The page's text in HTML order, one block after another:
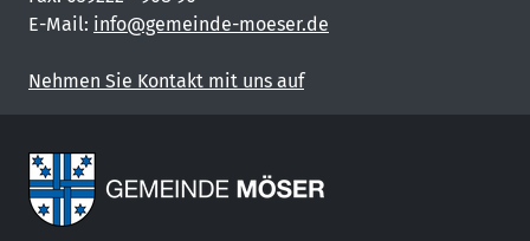
E-Mail: info@gemeinde-moeser.de
Nehmen Sie Kontakt mit uns auf